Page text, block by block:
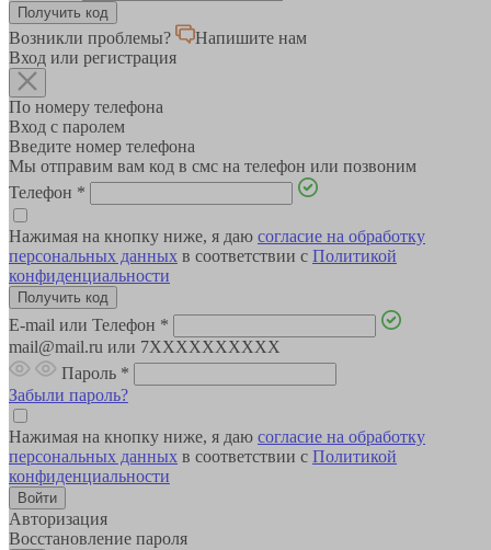
Возникли проблемы?
Напишите нам
Вход или регистрация
По номеру телефона
Вход с паролем
Введите номер телефона
Мы отправим вам код в смс на телефон или позвоним
Телефон *
Нажимая на кнопку ниже, я даю согласие на обработку
персональных данных в соответствии с Политикой
конфиденциальности
E-mail или Телефон *
mail@mail.ru или 7XXXXXXXXXX
Пароль *
Забыли пароль?
Нажимая на кнопку ниже, я даю согласие на обработку
персональных данных в соответствии с Политикой
конфиденциальности
Авторизация
Восстановление пароля